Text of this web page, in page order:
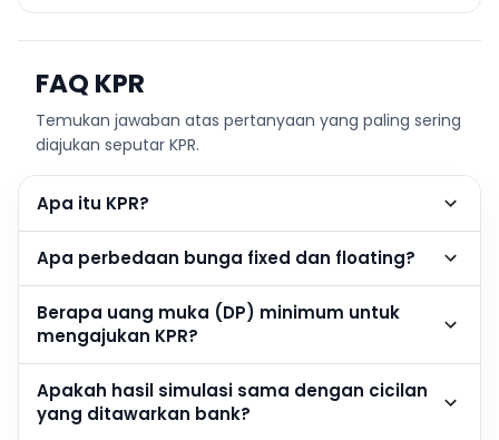
FAQ KPR
Temukan jawaban atas pertanyaan yang paling sering
diajukan seputar KPR.
Apa itu KPR?
Apa perbedaan bunga fixed dan floating?
Berapa uang muka (DP) minimum untuk
mengajukan KPR?
Apakah hasil simulasi sama dengan cicilan
yang ditawarkan bank?